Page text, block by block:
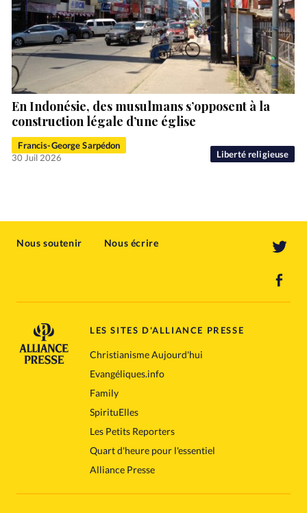
Liberté religieuse
En Indonésie, des musulmans s’opposent à la
construction légale d’une église
Francis-George Sarpédon
30 Juil 2026
Nous soutenir Nous écrire
LES SITES D'ALLIANCE PRESSE
Christianisme Aujourd'hui
Evangéliques.info
Family
SpirituElles
Les Petits Reporters
Quart d'heure pour l'essentiel
Alliance Presse